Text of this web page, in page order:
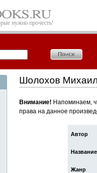
нужно прочесть!
Шолохов
Внимание! Напоминаем,
права на данное
Автор
Название
Жанр